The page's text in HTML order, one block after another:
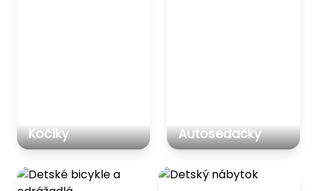
Kočíky Autosedačky